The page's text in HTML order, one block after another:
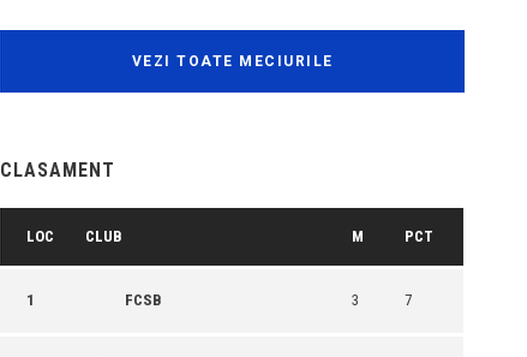
VEZI TOATE MECIURILE
CLASAMENT
LOC CLUB M PCT
1 FCSB 3 7